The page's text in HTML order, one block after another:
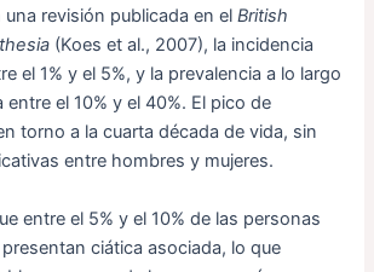
una revisión publicada en elBritish
(Koes et al., 2007), la incidencia
el 1% y el 5%, y la prevalencia a lo largo
entre el 10% y el 40%. El pico de
torno a la cuarta década de vida, sin
entre hombres y mujeres.
entre el 5% y el 10% de las personas
ciática asociada, lo que